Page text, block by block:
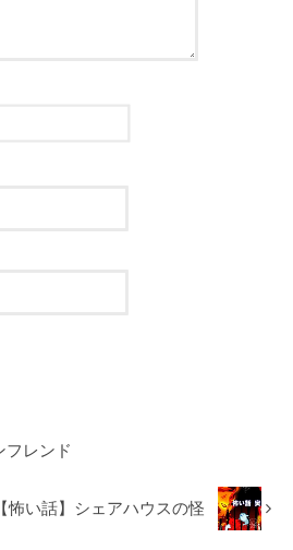
フレンド
【怖い話】シェアハウスの怪